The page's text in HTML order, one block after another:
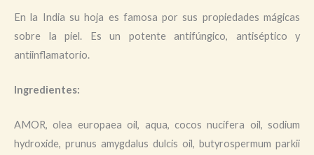
En la India su hoja es famosa por sus propiedades mágicas
sobre la piel. Es un potente antifúngico, antiséptico y
antiinflamatorio.
Ingredientes:
AMOR, olea europaea oil, aqua, cocos nucifera oil, sodium
hydroxide, prunus amygdalus dulcis oil, butyrospermum parkii